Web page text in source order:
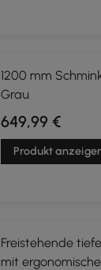
1200 mm
Grau
649,99 €
Produkt
Freistehende
mit